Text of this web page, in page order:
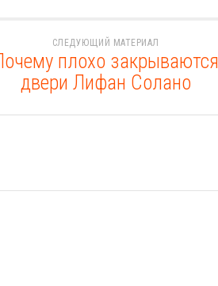
СЛЕДУЮЩИЙ МАТЕРИАЛ
плохо закрываются
двери Лифан Солано